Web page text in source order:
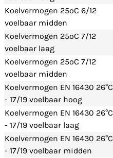
Koelvermogen 25ºC 6/12
voelbaar midden
Koelvermogen 25ºC 7/12
voelbaar laag
Koelvermogen 25ºC 7/12
voelbaar midden
Koelvermogen EN 16430 26°C
- 17/19 voelbaar hoog
Koelvermogen EN 16430 26°C
- 17/19 voelbaar laag
Koelvermogen EN 16430 26°C
- 17/19 voelbaar midden